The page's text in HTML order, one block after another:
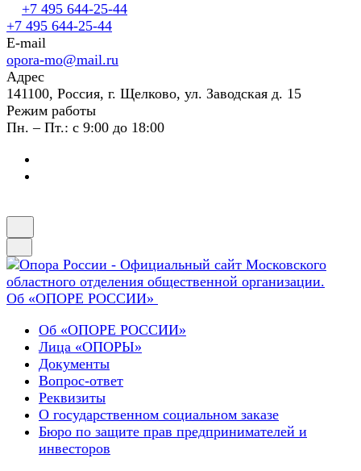
+7 495 644-25-44
+7 495 644-25-44
E-mail
opora-mo@mail.ru
Адрес
141100, Россия, г. Щелково, ул. Заводская д. 15
Режим работы
Пн. – Пт.: с 9:00 до 18:00
Об «ОПОРЕ РОССИИ»
Об «ОПОРЕ РОССИИ»
Лица «ОПОРЫ»
Документы
Вопрос-ответ
Реквизиты
О государственном социальном заказе
Бюро по защите прав предпринимателей и
инвесторов